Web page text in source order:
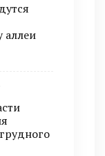
аллеи